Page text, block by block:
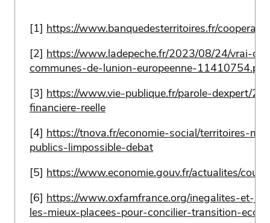
[1] https://www.banquedesterritoires.fr/
[2] https://www.ladepeche.fr/2023/08/24/vrai-
communes-de-lunion-europeenne-11410754.php
[3] https://www.vie-publique.fr/parole-dexpert/
financiere-reelle
[4] https://tnova.fr/economie-social/territoires-
publics-limpossible-debat
[5] https://www.economie.gouv.fr/actualites/
[6] https://www.oxfamfrance.org/inegalites-et-
les-mieux-placees-pour-concilier-transition-